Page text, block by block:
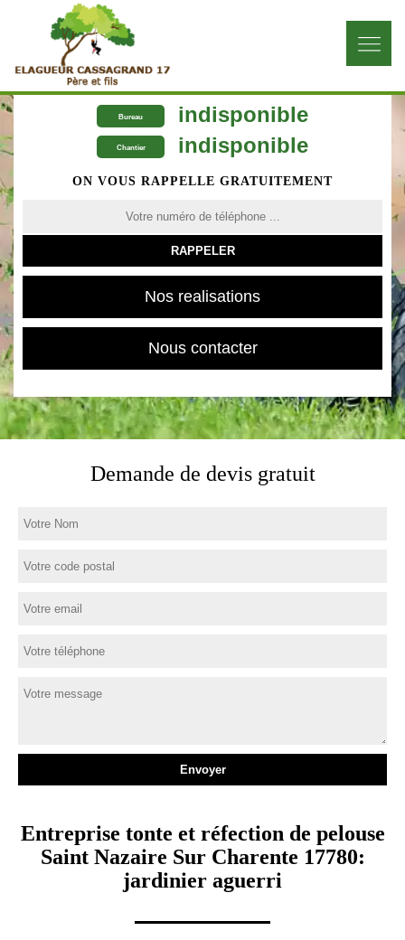
Bureau indisponible
Chantier indisponible
ON VOUS RAPPELLE GRATUITEMENT
Nos realisations
Nous contacter
Demande de devis gratuit
Entreprise tonte et réfection de pelouse
Saint Nazaire Sur Charente 17780:
jardinier aguerri